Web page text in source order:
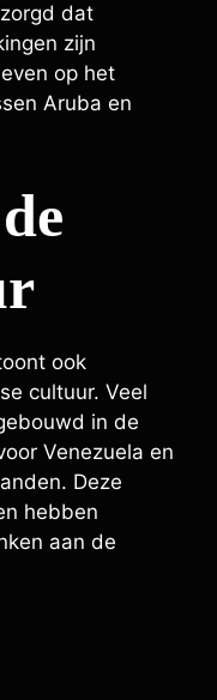
dat
zijn
op het
Aruba en
ook
cultuur. Veel
in de
Venezuela en
Deze
hebben
aan de